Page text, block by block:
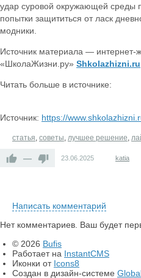
удар суровой окружающей среды
попытки защититься от ласк
модники.
Источник материала — интернет-
«ШколаЖизни.ру» Shkolazhizni.ru
Читать больше в источнике:
Источник: https://
статья, советы, лучшее решение,
— 23.06.2025 katia
Написать комментарий
Нет комментариев. Ваш будет
© 2026 Bufis
Работает на InstantCMS
Иконки от Icons8
Создан в дизайн-системе